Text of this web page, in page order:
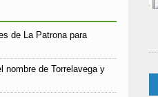
de La Patrona para
nombre de Torrelavega y